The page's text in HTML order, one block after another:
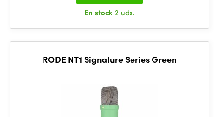
En stock2 uds.
RODE NT1 Signature Series Green